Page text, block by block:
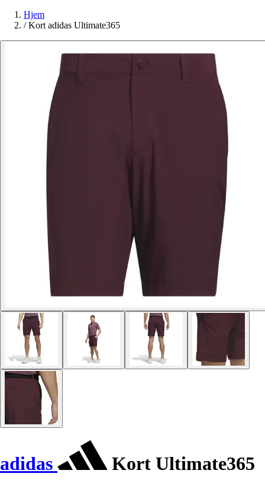
Hjem
/ Kort adidas Ultimate365
adidas Kort Ultimate365